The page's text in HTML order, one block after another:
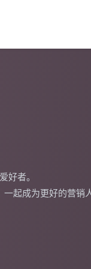
好者。
起成为更好的营销人